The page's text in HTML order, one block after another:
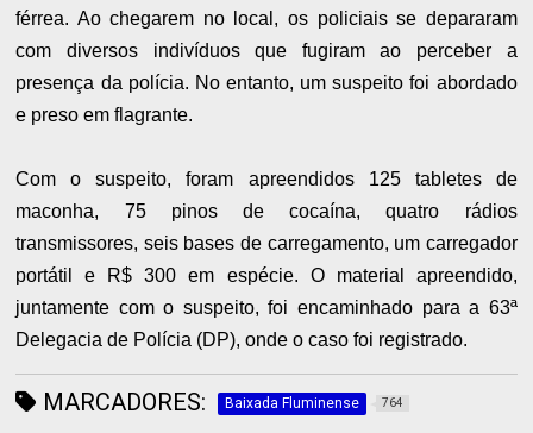
férrea. Ao chegarem no local, os policiais se depararam
com diversos indivíduos que fugiram ao perceber a
presença da polícia. No entanto, um suspeito foi abordado
e preso em flagrante.
Com o suspeito, foram apreendidos 125 tabletes de
maconha, 75 pinos de cocaína, quatro rádios
transmissores, seis bases de carregamento, um carregador
portátil e R$ 300 em espécie. O material apreendido,
juntamente com o suspeito, foi encaminhado para a 63ª
Delegacia de Polícia (DP), onde o caso foi registrado.
MARCADORES: Baixada Fluminense 764